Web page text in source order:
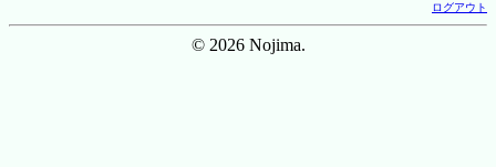
ログアウト
© 2026 Nojima.